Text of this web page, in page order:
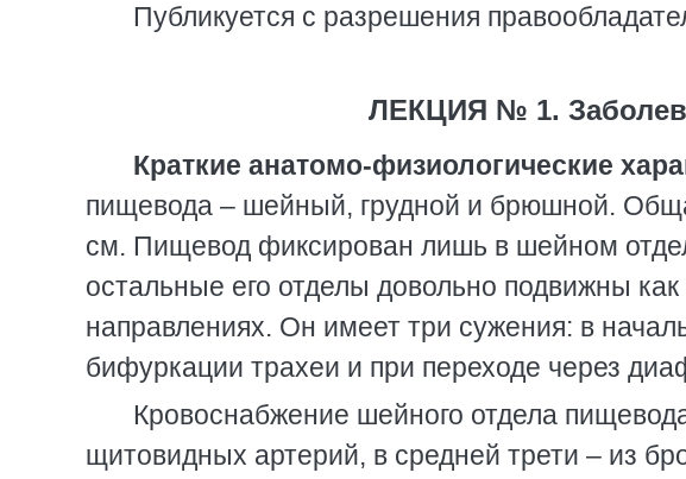
Публикуется с разрешения
ЛЕКЦИЯ № 1.
Краткие анатомо-физиологические
пищевода – шейный, грудной и брюшной.
см. Пищевод фиксирован лишь в шейном
остальные его отделы довольно подвижны
направлениях. Он имеет три сужения: в
бифуркации трахеи и при переходе через
Кровоснабжение шейного отдела
щитовидных артерий, в средней трети – из